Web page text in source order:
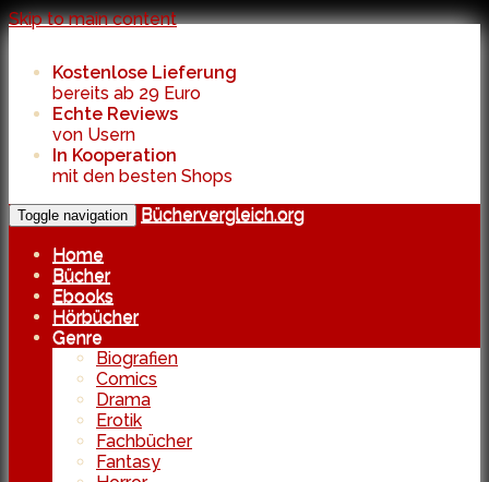
Skip to main content
Kostenlose Lieferung
bereits ab 29 Euro
Echte Reviews
von Usern
In Kooperation
mit den besten Shops
Toggle navigation
Büchervergleich.org
Home
Bücher
Ebooks
Hörbücher
Genre
Biografien
Comics
Drama
Erotik
Fachbücher
Fantasy